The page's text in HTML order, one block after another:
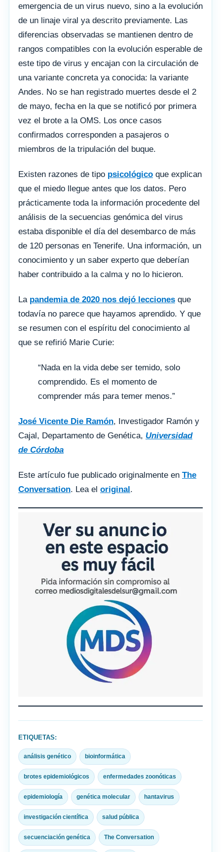
emergencia de un virus nuevo, sino a la evolución
de un linaje viral ya descrito previamente. Las
diferencias observadas se mantienen dentro de
rangos compatibles con la evolución esperable de
este tipo de virus y encajan con la circulación de
una variante concreta ya conocida: la variante
Andes. No se han registrado muertes desde el 2
de mayo, fecha en la que se notificó por primera
vez el brote a la OMS. Los once casos
confirmados corresponden a pasajeros o
miembros de la tripulación del buque.
Existen razones de tipo psicológico que explican
que el miedo llegue antes que los datos. Pero
prácticamente toda la información procedente del
análisis de la secuencias genómica del virus
estaba disponible el día del desembarco de más
de 120 personas en Tenerife. Una información, un
conocimiento y un saber experto que deberían
haber contribuido a la calma y no lo hicieron.
La pandemia de 2020 nos dejó lecciones que
todavía no parece que hayamos aprendido. Y que
se resumen con el espíritu del conocimiento al
que se refirió Marie Curie:
“Nada en la vida debe ser temido, solo
comprendido. Es el momento de
comprender más para temer menos.”
José Vicente Die Ramón, Investigador Ramón y
Cajal, Departamento de Genética, Universidad
de Córdoba
Este artículo fue publicado originalmente en The
Conversation. Lea el original.
ETIQUETAS:
análisis genético bioinformática
brotes epidemiológicos enfermedades zoonóticas
epidemiología genética molecular hantavirus
investigación científica salud pública
secuenciación genética The Conversation